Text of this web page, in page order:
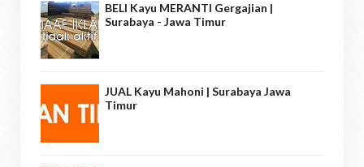
BELI Kayu MERANTI Gergajian |
Surabaya - Jawa Timur
JUAL Kayu Mahoni | Surabaya Jawa
Timur